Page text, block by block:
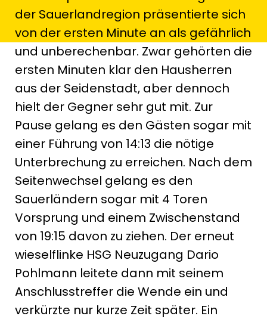
der Sauerlandregion präsentierte sich
von der ersten Minute an als gefährlich
und unberechenbar. Zwar gehörten die
ersten Minuten klar den Hausherren
aus der Seidenstadt, aber dennoch
hielt der Gegner sehr gut mit. Zur
Pause gelang es den Gästen sogar mit
einer Führung von 14:13 die nötige
Unterbrechung zu erreichen. Nach dem
Seitenwechsel gelang es den
Sauerländern sogar mit 4 Toren
Vorsprung und einem Zwischenstand
von 19:15 davon zu ziehen. Der erneut
wieselflinke HSG Neuzugang Dario
Pohlmann leitete dann mit seinem
Anschlusstreffer die Wende ein und
verkürzte nur kurze Zeit später. Ein